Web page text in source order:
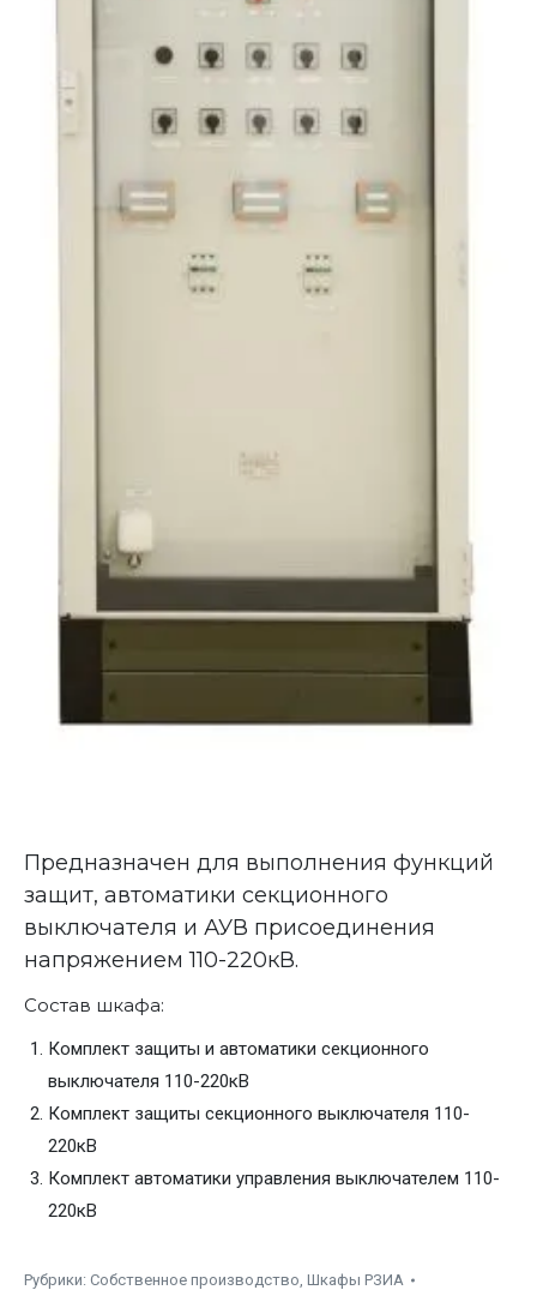
Предназначен для выполнения функций
защит, автоматики секционного
выключателя и АУВ присоединения
напряжением 110-220кВ.
Состав шкафа:
Комплект защиты и автоматики секционного
выключателя 110-220кВ
Комплект защиты секционного выключателя 110-
220кВ
Комплект автоматики управления выключателем 110-
220кВ
Рубрики: Собственное производство, Шкафы РЗИА